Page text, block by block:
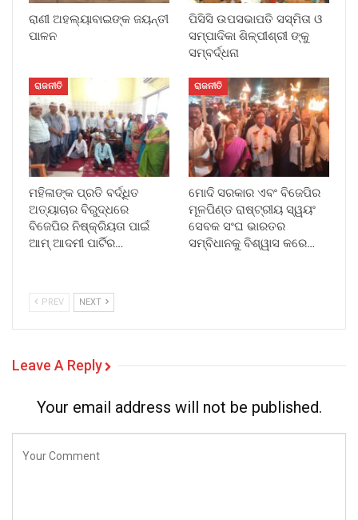
ରାଣୀ ଅହଲ୍ୟାବାଇଙ୍କ ଜୟନ୍ତୀ
ପାଳନ
ପିସିସି ଉପସଭାପତି ସସ୍ମିତା ଓ
ସମ୍ପାଦିକା ଶିଳ୍ପୀଶ୍ରୀ ଙ୍କୁ
ସମ୍ବର୍ଦ୍ଧନା
ରାଜନୀତି
ମହିଳାଙ୍କ ପ୍ରତି ବର୍ଦ୍ଧିତ
ଅତ୍ୟାଚାର ବିରୁଦ୍ଧରେ
ବିଜେପିର ନିଷ୍କ୍ରିୟତା ପାଇଁ
ଆମ୍ ଆଦମୀ ପାର୍ଟିର…
ରାଜନୀତି
ମୋଦି ସରକାର ଏବଂ ବିଜେପିର
ମୂଳପିଣ୍ଡ ରାଷ୍ଟ୍ରୀୟ ସ୍ୱୟଂ
ସେବକ ସଂଘ ଭାରତର
ସମ୍ବିଧାନକୁ ବିଶ୍ୱାସ କରେ…
PREV NEXT
Leave A Reply
Your email address will not be published.